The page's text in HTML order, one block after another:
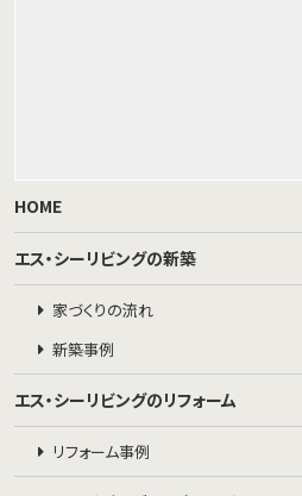
HOME
エス・シーリビングの新築
家づくりの流れ
新築事例
エス・シーリビングのリフォーム
リフォーム事例